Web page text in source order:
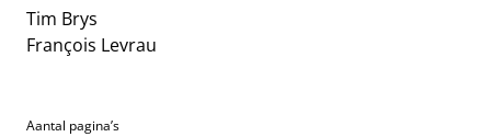
Tim Brys
François Levrau
Aantal pagina’s